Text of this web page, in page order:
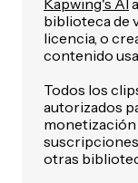
Kapwing's AI
biblioteca de
licencia, o
contenido
Todos los
autorizados
monetización
otras